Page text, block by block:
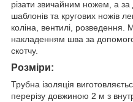
різати звичайним ножем, а
шаблонів та кругових ножів
коліна, вентилі, розведення.
накладенням шва за
скотчу.
Розміри:
Трубна ізоляція
перерізу довжиною 2 м з